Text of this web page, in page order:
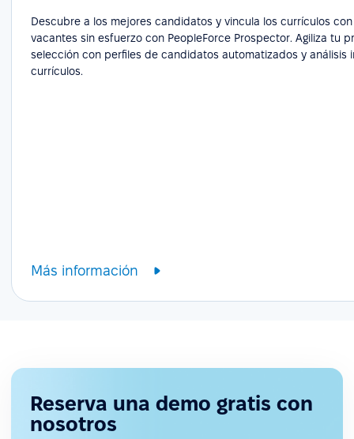
Descubre a los mejores candidatos y vincula los currículos
vacantes sin esfuerzo con PeopleForce Prospector. Agiliza tu
selección con perfiles de candidatos automatizados y análisis
currículos.
Más información
Reserva una demo gratis con
nosotros